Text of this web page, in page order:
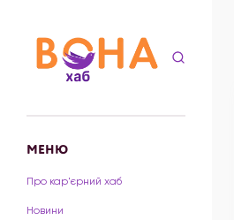
МЕНЮ
Про кар'єрний хаб
Новини